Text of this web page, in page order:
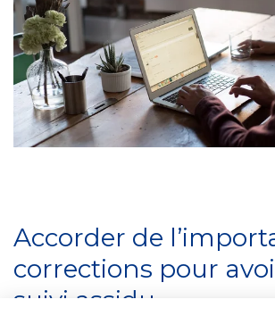
Accorder de
corrections pour
suivi assidu